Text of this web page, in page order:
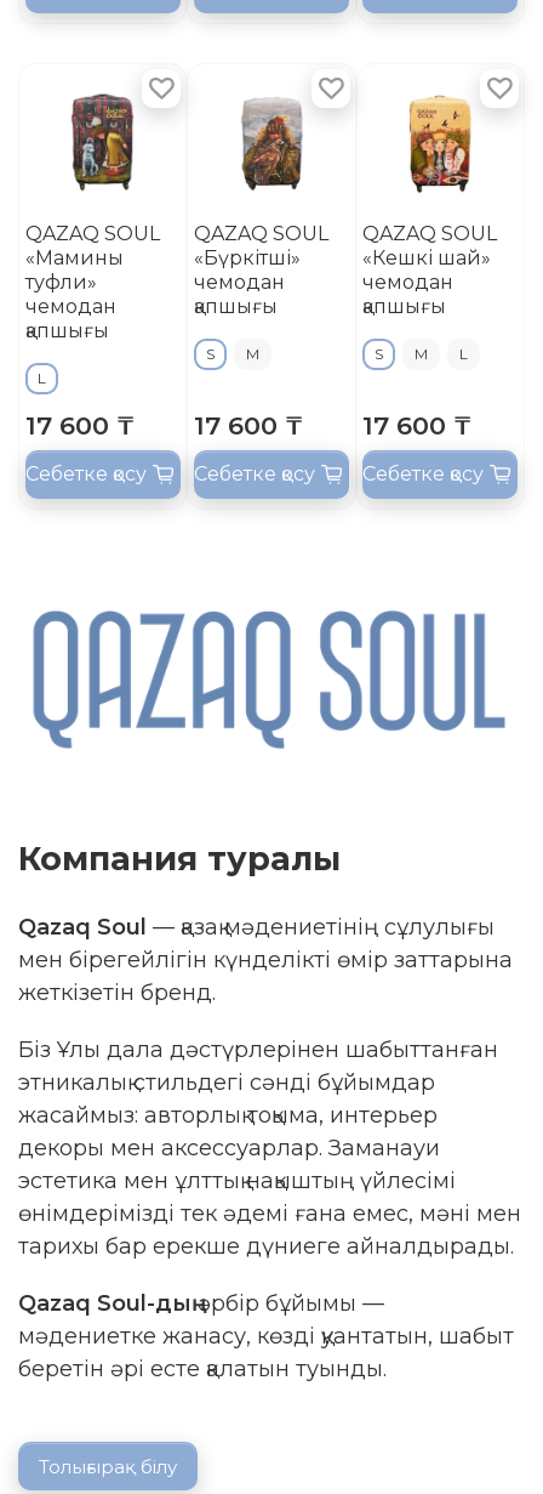
QAZAQ SOUL
«Мамины
туфли»
чемодан
қапшығы
L
17 600 ₸
Себетке қосу
QAZAQ SOUL
«Бүркітші»
чемодан
қапшығы
S M
17 600 ₸
Себетке қосу
QAZAQ SOUL
«Кешкі шай»
чемодан
қапшығы
S M L
17 600 ₸
Себетке қосу
Компания туралы
Qazaq Soul — қазақ мәдениетінің сұлулығы
мен бірегейлігін күнделікті өмір заттарына
жеткізетін бренд.
Біз Ұлы дала дәстүрлерінен шабыттанған
этникалық стильдегі сәнді бұйымдар
жасаймыз: авторлық тоқыма, интерьер
декоры мен аксессуарлар. Заманауи
эстетика мен ұлттық нақыштың үйлесімі
өнімдерімізді тек әдемі ғана емес, мәні мен
тарихы бар ерекше дүниеге айналдырады.
Qazaq Soul-дыңәрбір бұйымы —
мәдениетке жанасу, көзді қуантатын, шабыт
беретін әрі есте қалатын туынды.
Толығырақ білу